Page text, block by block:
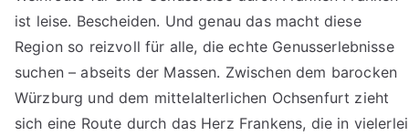
ist leise. Bescheiden. Und genau das macht diese
Region so reizvoll für alle, die echte Genusserlebnisse
suchen – abseits der Massen. Zwischen dem barocken
Würzburg und dem mittelalterlichen Ochsenfurt zieht
sich eine Route durch das Herz Frankens, die in vielerlei